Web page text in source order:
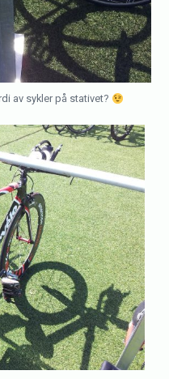
av sykler på stativet?